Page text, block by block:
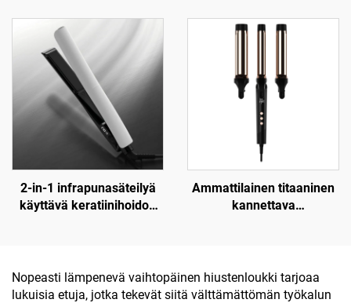
matkailuun
varustettu hiustenkuivatin
2-in-1 infrapunasäteilyä
käyttävä keratiinihoidon
Ammattilainen titaaninen
kannettava
Nopeasti lämpenevä vaihtopäinen hiustenloukki tarjoaa
lukuisia etuja, jotka tekevät siitä välttämättömän työkalun